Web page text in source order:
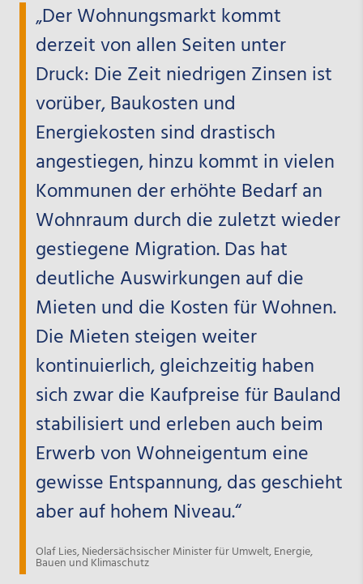
„Der Wohnungsmarkt kommt
derzeit von allen Seiten unter
Druck: Die Zeit niedrigen Zinsen ist
vorüber, Baukosten und
Energiekosten sind drastisch
angestiegen, hinzu kommt in vielen
Kommunen der erhöhte Bedarf an
Wohnraum durch die zuletzt wieder
gestiegene Migration. Das hat
deutliche Auswirkungen auf die
Mieten und die Kosten für Wohnen.
Die Mieten steigen weiter
kontinuierlich, gleichzeitig haben
sich zwar die Kaufpreise für Bauland
stabilisiert und erleben auch beim
Erwerb von Wohneigentum eine
gewisse Entspannung, das geschieht
aber auf hohem Niveau.“
Olaf Lies, Niedersächsischer Minister für Umwelt, Energie,
Bauen und Klimaschutz